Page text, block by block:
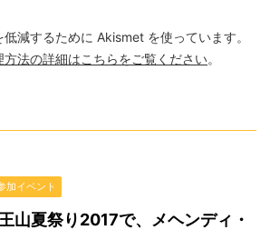
減するために Akismet を使っています。
方法の詳細はこちらをご覧ください。
加イベント
山夏祭り2017で、メヘンディ・